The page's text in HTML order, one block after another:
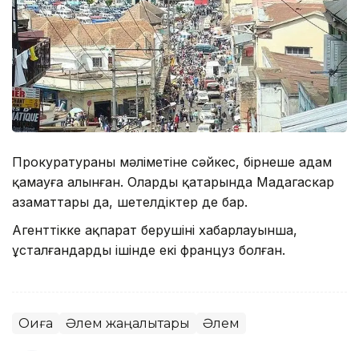
Прокуратураның мәліметіне сәйкес, бірнеше адам
қамауға алынған. Олардың қатарында Мадагаскар
азаматтары да, шетелдіктер де бар.
Агенттікке ақпарат берушінің хабарлауынша,
ұсталғандардың ішінде екі француз болған.
Оқиға Әлем жаңалықтары Әлем